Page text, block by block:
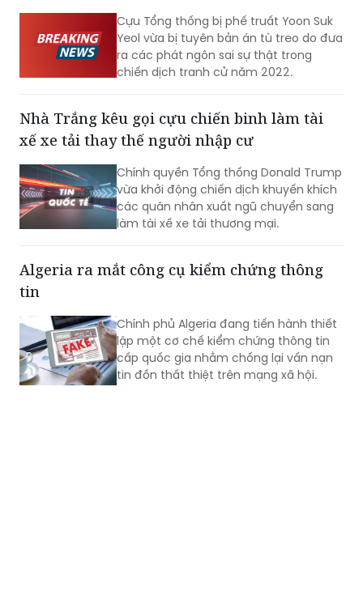
Cựu Tổng thống bị phế truất Yoon Suk
Yeol vừa bị tuyên bản án tù treo do đưa
ra các phát ngôn sai sự thật trong
chiến dịch tranh cử năm 2022.
Nhà Trắng kêu gọi cựu chiến binh làm tài
xế xe tải thay thế người nhập cư
Chính quyền Tổng thống Donald Trump
vừa khởi động chiến dịch khuyến khích
các quân nhân xuất ngũ chuyển sang
làm tài xế xe tải thương mại.
Algeria ra mắt công cụ kiểm chứng thông
tin
Chính phủ Algeria đang tiến hành thiết
lập một cơ chế kiểm chứng thông tin
cấp quốc gia nhằm chống lại vấn nạn
tin đồn thất thiệt trên mạng xã hội.